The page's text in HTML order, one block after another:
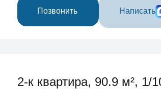
Позвонить Написать
2-к квартира, 90.9 м², 1/